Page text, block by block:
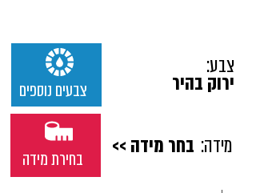
ירוק בהיר
צבע:
צבעים נוספים
בחירת מידה בחר מידה >> מידה: